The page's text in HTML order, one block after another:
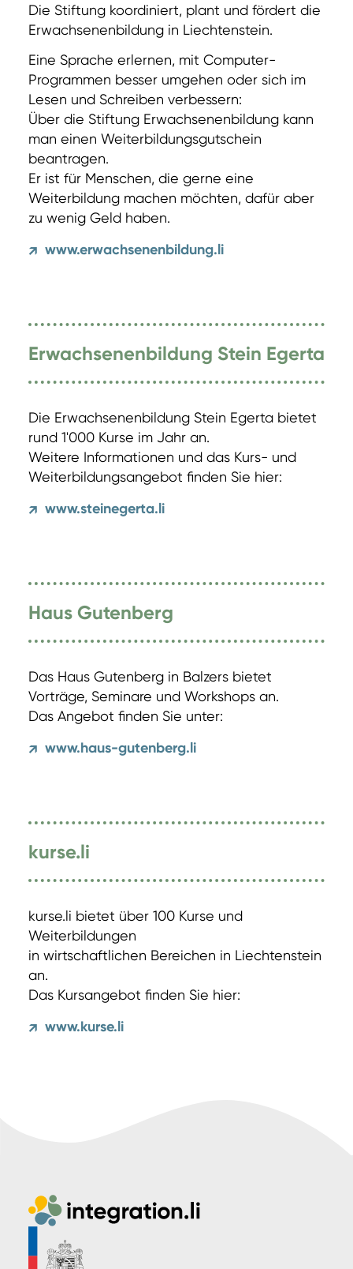
Die Stiftung koordiniert, plant und fördert die
Erwachsenenbildung in Liechtenstein.
Eine Sprache erlernen, mit Computer-
Programmen besser umgehen oder sich im
Lesen und Schreiben verbessern:
Über die Stiftung Erwachsenenbildung kann
man einen Weiterbildungsgutschein
beantragen.
Er ist für Menschen, die gerne eine
Weiterbildung machen möchten, dafür aber
zu wenig Geld haben.
↗ www.erwachsenenbildung.li
Erwachsenenbildung Stein Egerta
Die Erwachsenenbildung Stein Egerta bietet
rund 1'000 Kurse im Jahr an.
Weitere Informationen und das Kurs- und
Weiterbildungsangebot finden Sie hier:
↗ www.steinegerta.li
Haus Gutenberg
Das Haus Gutenberg in Balzers bietet
Vorträge, Seminare und Workshops an.
Das Angebot finden Sie unter:
↗ www.haus-gutenberg.li
kurse.li
kurse.li bietet über 100 Kurse und
Weiterbildungen
in wirtschaftlichen Bereichen in Liechtenstein
an.
Das Kursangebot finden Sie hier:
↗ www.kurse.li